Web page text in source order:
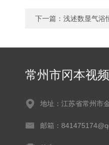
下一篇： 浅述数显气浴
常州市冈本视
地址：江苏省常州
邮箱：